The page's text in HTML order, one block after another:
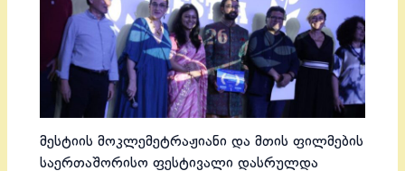
მესტიის მოკლემეტრაჟიანი და მთის ფილმების
საერთაშორისო ფესტივალი დასრულდა